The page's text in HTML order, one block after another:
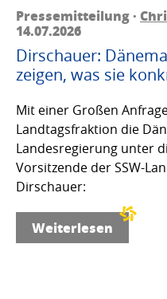
Pressemitteilung ·
14.07.2026
Dirschauer:
zeigen, was sie
Mit einer Großen
Landtagsfraktion die
Landesregierung unter
Vorsitzende der SSW-
Dirschauer:
Weiterlesen